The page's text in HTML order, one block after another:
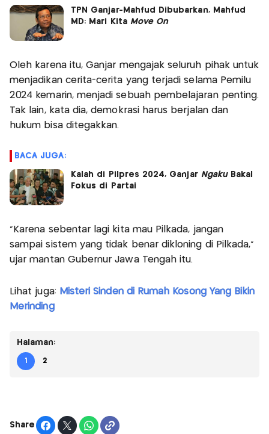
TPN Ganjar-Mahfud Dibubarkan, Mahfud
MD: Mari Kita Move On
Oleh karena itu, Ganjar mengajak seluruh pihak untuk
menjadikan cerita-cerita yang terjadi selama Pemilu
2024 kemarin, menjadi sebuah pembelajaran penting.
Tak lain, kata dia, demokrasi harus berjalan dan
hukum bisa ditegakkan.
BACA JUGA:
Kalah di Pilpres 2024, Ganjar NgakuBakal
Fokus di Partai
"Karena sebentar lagi kita mau Pilkada, jangan
sampai sistem yang tidak benar dikloning di Pilkada,"
ujar mantan Gubernur Jawa Tengah itu.
Lihat juga: Misteri Sinden di Rumah Kosong Yang Bikin
Merinding
Halaman:
1 2
Share